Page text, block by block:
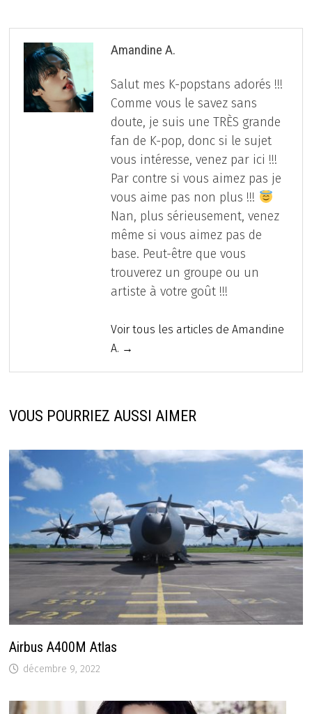
Amandine A.
Salut mes K-popstans adorés !!!
Comme vous le savez sans
doute, je suis une TRÈS grande
fan de K-pop, donc si le sujet
vous intéresse, venez par ici !!!
Par contre si vous aimez pas je
vous aime pas non plus !!!
Nan, plus sérieusement, venez
même si vous aimez pas de
base. Peut-être que vous
trouverez un groupe ou un
artiste à votre goût !!!
Voir tous les articles de Amandine
A. →
VOUS POURRIEZ AUSSI AIMER
Airbus A400M Atlas
décembre 9, 2022